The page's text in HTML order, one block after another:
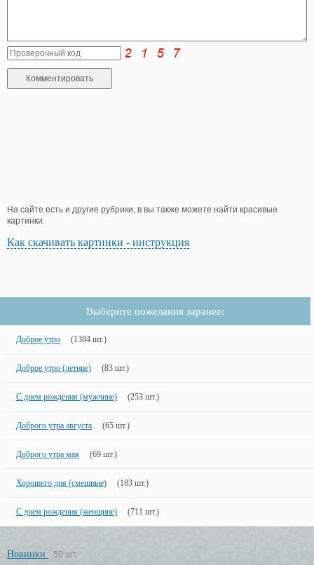
На сайте есть и другие рубрики, в вы также можете найти красивые
картинки.
Как скачивать картинки - инструкция
Выберите пожелания заранее:
Доброе утро (1384 шт.)
Доброе утро (летние) (83 шт.)
С днем рождения (мужчине) (253 шт.)
Доброго утра августа (65 шт.)
Доброго утра мая (69 шт.)
Хорошего дня (смешные) (183 шт.)
С днем рождения (женщине) (711 шт.)
Новинки
50 шт.